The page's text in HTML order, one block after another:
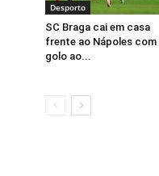
Desporto
SC Braga cai em casa
frente ao Nápoles com
golo ao...